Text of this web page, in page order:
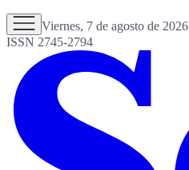
Viernes, 7 de agosto de 2026
ISSN 2745-2794